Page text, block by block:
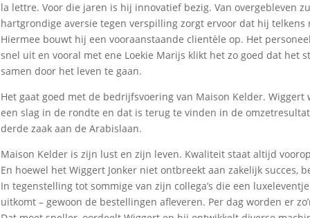
la lettre. Voor die jaren is hij innovatief bezig. Van overgebleven
hartgrondige aversie tegen verspilling zorgt ervoor dat hij
Hiermee bouwt hij een vooraanstaande clientèle op. Het
snel uit en vooral met ene Loekie Marijs klikt het zo goed dat het
samen door het leven te gaan.
Het gaat goed met de bedrijfsvoering van Maison Kelder.
een slag in de rondte en dat is terug te vinden in de
derde zaak aan de Arabislaan.
Maison Kelder is zijn lust en zijn leven. Kwaliteit staat altijd
En hoewel het Wiggert Jonker niet ontbreekt aan zakelijk succes,
In tegenstelling tot sommige van zijn collega’s die een
uitkomt – gewoon de bestellingen afleveren. Per dag worden er